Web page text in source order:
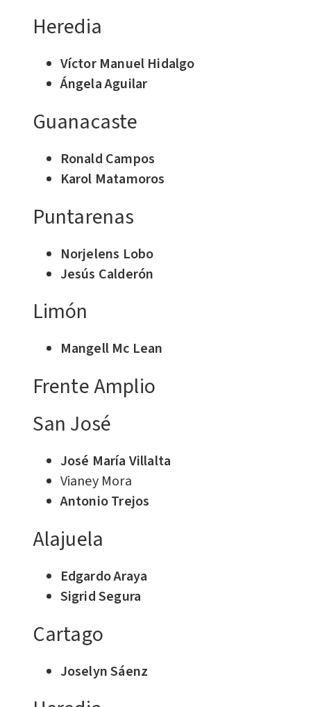
Heredia
Víctor Manuel Hidalgo
Ángela Aguilar
Guanacaste
Ronald Campos
Karol Matamoros
Puntarenas
Norjelens Lobo
Jesús Calderón
Limón
Mangell Mc Lean
Frente Amplio
San José
José María Villalta
Vianey Mora
Antonio Trejos
Alajuela
Edgardo Araya
Sigrid Segura
Cartago
Joselyn Sáenz